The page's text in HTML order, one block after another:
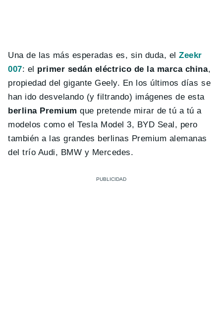
Una de las más esperadas es, sin duda, elZeekr
007: el primer sedán eléctrico de la marca china,
propiedad del gigante Geely. En los últimos días se
han ido desvelando (y filtrando) imágenes de esta
berlina Premium que pretende mirar de tú a tú a
modelos como el Tesla Model 3, BYD Seal, pero
también a las grandes berlinas Premium alemanas
del trío Audi, BMW y Mercedes.